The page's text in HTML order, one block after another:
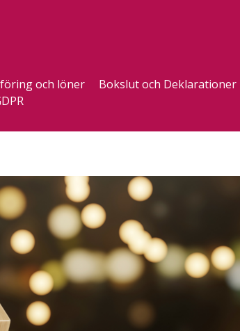
och löner Bokslut och Deklarationer